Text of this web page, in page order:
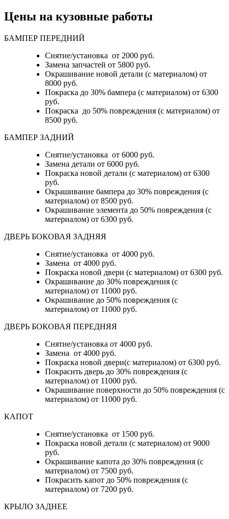
Цены на кузовные работы
БАМПЕР ПЕРЕДНИЙ
Снятие/установка от 2000 руб.
Замена запчастей от 5800 руб.
Окрашивание новой детали (с материалом) от
8000 руб.
Покраска до 30% бампера (с материалом) от 6300
руб.
Покраска до 50% повреждения (с материалом) от
8500 руб.
БАМПЕР ЗАДНИЙ
Снятие/установка от 6000 руб.
Замена детали от 6000 руб.
Покраска новой детали (с материалом) от 6300
руб.
Окрашивание бампера до 30% повреждения (с
материалом) от 8500 руб.
Окрашивание элемента до 50% повреждения (с
материалом) от 6300 руб.
ДВЕРЬ БОКОВАЯ ЗАДНЯЯ
Снятие/установка от 4000 руб.
Замена от 4000 руб.
Покраска новой двери (с материалом) от 6300 руб.
Окрашивание до 30% повреждения (с
материалом) от 11000 руб.
Окрашивание до 50% повреждения (с
материалом) от 11000 руб.
ДВЕРЬ БОКОВАЯ ПЕРЕДНЯЯ
Снятие/установка от 4000 руб.
Замена от 4000 руб.
Покраска новой двери(с материалом) от 6300 руб.
Покрасить дверь до 30% повреждения (с
материалом) от 11000 руб.
Окрашивание поверхности до 50% повреждения (с
материалом) от 11000 руб.
КАПОТ
Снятие/установка от 1500 руб.
Покраска новой детали (с материалом) от 9000
руб.
Окрашивание капота до 30% повреждения (с
материалом) от 7500 руб.
Покрасить капот до 50% повреждения (с
материалом) от 7200 руб.
КРЫЛО ЗАДНЕЕ